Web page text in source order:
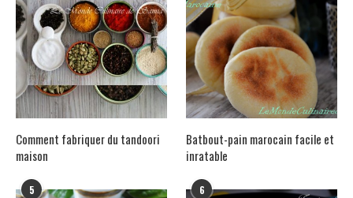
Comment fabriquer du tandoori
maison
Batbout-pain marocain facile et
inratable
5 6